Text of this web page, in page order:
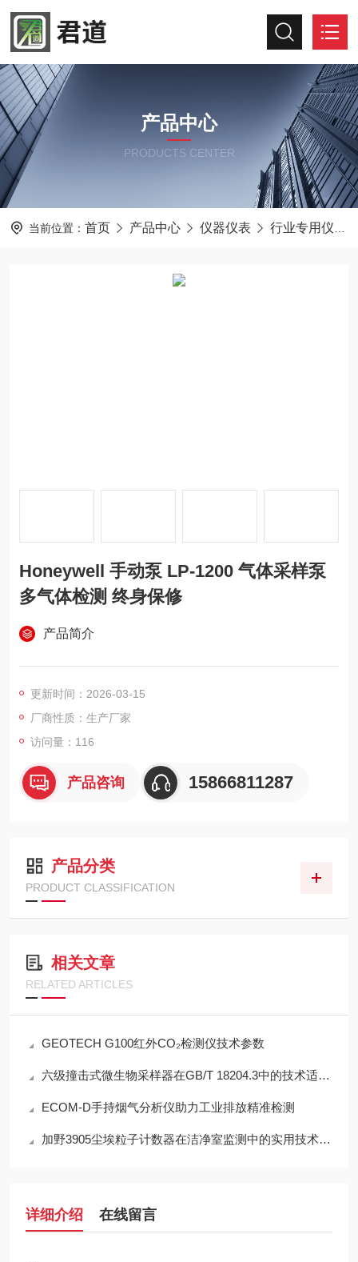
产品中心
PRODUCTS CENTER
当前位置： 首页 产品中心 仪器仪表 行业专用仪器仪表
Honeywell 手动泵 LP-1200 气体采样泵
多气体检测 终身保修
产品简介
更新时间：2026-03-15
厂商性质：生产厂家
访问量：116
产品咨询 15866811287
产品分类
PRODUCT CLASSIFICATION
相关文章
RELATED ARTICLES
GEOTECH G100红外CO₂检测仪技术参数
六级撞击式微生物采样器在GB/T 18204.3中的技术适配性分析
ECOM-D手持烟气分析仪助力工业排放精准检测
加野3905尘埃粒子计数器在洁净室监测中的实用技术解析
详细介绍 在线留言